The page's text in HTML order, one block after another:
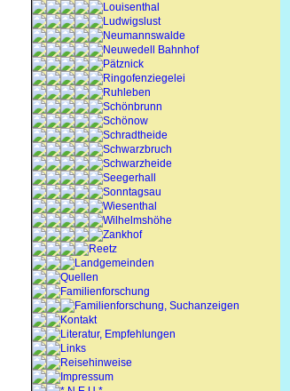
Louisenthal
Ludwigslust
Neumannswalde
Neuwedell Bahnhof
Pätznick
Ringofenziegelei
Ruhleben
Schönbrunn
Schönow
Schradtheide
Schwarzbruch
Schwarzheide
Seegerhall
Sonntagsau
Wiesenthal
Wilhelmshöhe
Zankhof
Reetz
Landgemeinden
Quellen
Familienforschung
Familienforschung, Suchanzeigen
Kontakt
Literatur, Empfehlungen
Links
Reisehinweise
Impressum